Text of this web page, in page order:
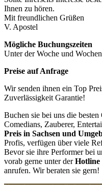
Ihnen zu hören.
Mit freundlichen Grüßen
V. Apostel
Mögliche Buchungszeiten
Unter der Woche und
Preise auf Anfrage
Wir senden ihnen ein Top
Zuverlässigkeit Garantie!
Buchen sie bei uns die
Comedians, Zauberer,
Preis in Sachsen und
Profis, verfügen über viele
Bevor sie ihre Performer bei
vorab gerne unter derHotline
anrufen. Wir beraten sie gern!